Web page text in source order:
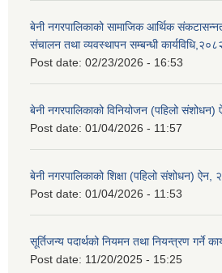
बेनी नगरपालिकाको सामाजिक आर्थिक
संचालन तथा व्यवस्थापन सम्बन्धी
Post date: 02/23/2026 - 16:53
बेनी नगरपालिकाको विनियोजन (पहिलो
Post date: 01/04/2026 - 11:57
बेनी नगरपालिकाको शिक्षा (पहिलो संशोधन) ऐन,
Post date: 01/04/2026 - 11:53
सूर्तिजन्य पदार्थको नियमन तथा नियन्त्रण गर्ने
Post date: 11/20/2025 - 15:25